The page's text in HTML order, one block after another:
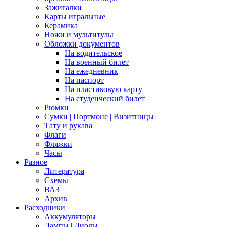
Зажигалки
Карты игральные
Керамика
Ножи и мультитулы
Обложки документов
На водительское
На военный билет
На ежедневник
На паспорт
На пластиковую карту
На студенческий билет
Рюмки
Сумки | Портмоне | Визитницы
Тату и рукава
Флаги
Фляжки
Часы
Разное
Литература
Схемы
ВАЗ
Архив
Расходники
Аккумуляторы